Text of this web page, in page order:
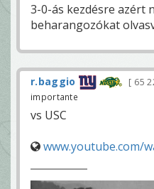
3-0-ás kezdésre azért
beharangozókat
r.baggio 65
importante
vs USC
www.youtube.com/